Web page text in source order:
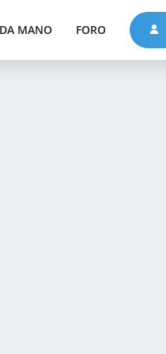
MANO FORO